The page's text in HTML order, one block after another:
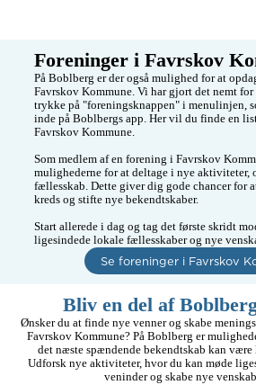
Foreninger i Favrskov
På Boblberg er der også mulighed for at
Favrskov Kommune. Vi har gjort det nemt
trykke på "foreningsknappen" i menulinjen,
inde på Boblbergs app. Her vil du finde en
Favrskov Kommune.
Som medlem af en forening i Favrskov
mulighederne for at deltage i nye aktiviteter,
fællesskab. Dette giver dig gode chancer for
kreds og stifte nye bekendtskaber.
Start allerede i dag og tag det første skridt
ligesindede lokale fællesskaber og nye
Se foreninger i Favrskov
Bliv en del af
Ønsker du at finde nye venner og skabe
Favrskov Kommune? På Boblberg er
det næste spændende bekendtskab kan
Udforsk nye aktiviteter, hvor du kan møde
veninder og skabe nye